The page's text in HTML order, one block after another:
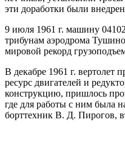
эти доработки были
9 июля 1961 г. машину
трибунам аэродрома
мировой рекорд
В декабре 1961 г. вертолет
ресурс двигателей и
конструкцию, пришлось
где для работы с ним была
борттехник В. Д. Пирогов,